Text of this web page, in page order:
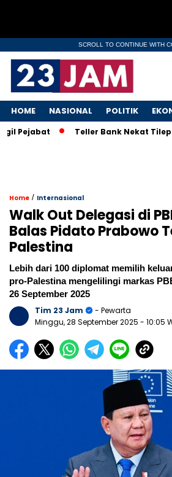
SCROLL TO CONTINUE WITH
HOME NASIONAL POLITIK
Teller Bank Nekat Tilep
Home / Internasional
Walk Out Delegasi di
Balas Pidato Prabowo
Palestina
Lebih dari 100 diplomat memilih
pro-Palestina mengelilingi markas
26 September 2025
Tim 23 Jam
- Pewarta
Minggu, 28 September 2025 - 10:05